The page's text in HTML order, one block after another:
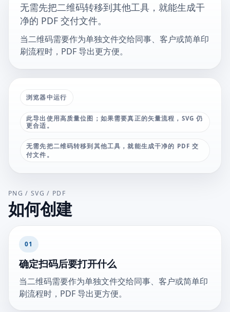
无需先把二维码转移到其他工具，就能生成干
净的 PDF 交付文件。
当二维码需要作为单独文件交给同事、客户或简单印
刷流程时，PDF 导出更方便。
浏览器中运行
此导出使用高质量位图；如果需要真正的矢量流程，SVG 仍
更合适。
无需先把二维码转移到其他工具，就能生成干净的 PDF 交
付文件。
PNG / SVG / PDF
如何创建
01
确定扫码后要打开什么
当二维码需要作为单独文件交给同事、客户或简单印
刷流程时，PDF 导出更方便。